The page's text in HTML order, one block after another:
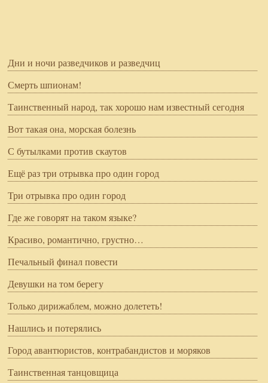
Дни и ночи разведчиков и разведчиц
Смерть шпионам!
Таинственный народ, так хорошо нам известный сегодня
Вот такая она, морская болезнь
С бутылками против скаутов
Ещё раз три отрывка про один город
Три отрывка про один город
Где же говорят на таком языке?
Красиво, романтично, грустно…
Печальный финал повести
Девушки на том берегу
Только дирижаблем, можно долететь!
Нашлись и потерялись
Город авантюристов, контрабандистов и моряков
Таинственная танцовщица